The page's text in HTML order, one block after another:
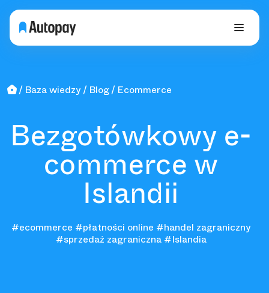
Baza wiedzy Blog Ecommerce
Bezgotówkowy e-
commerce w
Islandii
#ecommerce #płatności online #handel zagraniczny
#sprzedaż zagraniczna #Islandia